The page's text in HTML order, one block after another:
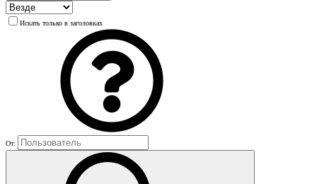
Искать только в заголовках
От: